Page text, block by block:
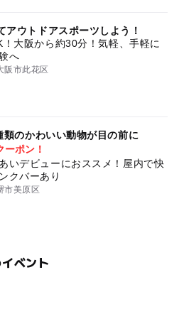
ウトドアスポーツしよう！
！大阪から約30分！気軽、手軽に
へ
阪市此花区
のかわいい動物が目の前に
ーポン！
いデビューにおススメ！屋内で快
クバーあり
市美原区
ベント